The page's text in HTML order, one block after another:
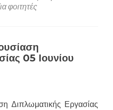
Πρόσκληση
σε
Εργασίας
09
Ιουνίου
φοιτητές
05 Ιουνίου
Διπλωματικής Εργασίας